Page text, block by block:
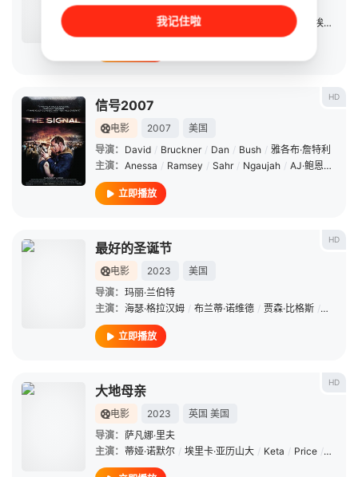
导演：Armand / Mastroianni
蒂凡妮·西森 / 弗伦奇·斯图尔特 费·唐纳薇 埃里克·罗伯茨
HD
信号2007
电影 2007
美国
导演： David / Bruckner / Dan / Bush / 雅各布·詹特利
主演： Anessa / Ramsey / Sahr / Ngaujah / AJ·鲍恩 /
立即播放
HD
最好的圣诞节
电影 2023
美国
导演： 玛丽·兰伯特
主演： 海瑟·格拉汉姆 / 布兰蒂·诺维德 / 贾森·比格斯 / 马特·赛
立即播放
HD
大地母亲
电影 2023 英国 美国
导演： 萨凡娜·里夫
主演： 蒂娅·诺默尔 / 埃里卡·亚历山大 / Keta / Price /
我记住啦